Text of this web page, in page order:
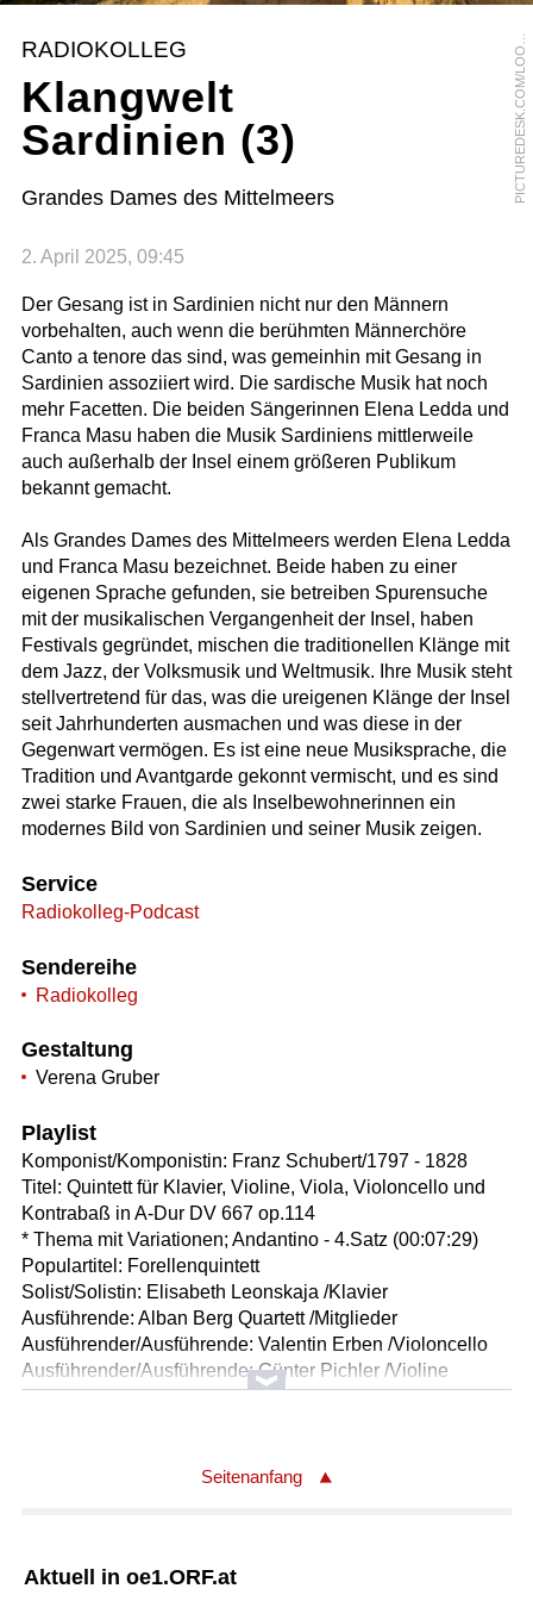
P
O
E
RADIOKOLLEG
Klangwelt
Sardinien (3)
Grandes Dames des Mittelmeers
2. April 2025, 09:45
Der Gesang ist in Sardinien nicht nur den Männern
vorbehalten, auch wenn die berühmten Männerchöre
Canto a tenore das sind, was gemeinhin mit Gesang in
Sardinien assoziiert wird. Die sardische Musik hat noch
mehr Facetten. Die beiden Sängerinnen Elena Ledda und
Franca Masu haben die Musik Sardiniens mittlerweile
auch außerhalb der Insel einem größeren Publikum
bekannt gemacht.
Als Grandes Dames des Mittelmeers werden Elena Ledda
und Franca Masu bezeichnet. Beide haben zu einer
eigenen Sprache gefunden, sie betreiben Spurensuche
mit der musikalischen Vergangenheit der Insel, haben
Festivals gegründet, mischen die traditionellen Klänge mit
dem Jazz, der Volksmusik und Weltmusik. Ihre Musik steht
stellvertretend für das, was die ureigenen Klänge der Insel
seit Jahrhunderten ausmachen und was diese in der
Gegenwart vermögen. Es ist eine neue Musiksprache, die
Tradition und Avantgarde gekonnt vermischt, und es sind
zwei starke Frauen, die als Inselbewohnerinnen ein
modernes Bild von Sardinien und seiner Musik zeigen.
Service
Radiokolleg-Podcast
Sendereihe
Radiokolleg
Gestaltung
Verena Gruber
Playlist
Komponist/Komponistin: Franz Schubert/1797 - 1828
Titel: Quintett für Klavier, Violine, Viola, Violoncello und
Kontrabaß in A-Dur DV 667 op.114
* Thema mit Variationen; Andantino - 4.Satz (00:07:29)
Populartitel: Forellenquintett
Solist/Solistin: Elisabeth Leonskaja /Klavier
Ausführende: Alban Berg Quartett /Mitglieder
Ausführender/Ausführende: Valentin Erben /Violoncello
Ausführender/Ausführende: Günter Pichler /Violine
Ausführender/Ausführende: Thomas Kakuska /Viola
I: Elena Ledda
Seitenanfang
Aktuell in oe1.ORF.at